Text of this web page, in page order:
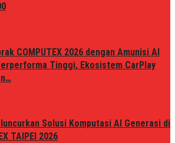
COMPUTEX 2026 dengan Amunisi AI
Tinggi, Ekosistem CarPlay
Solusi Komputasi AI Generasi di
TAIPEI 2026